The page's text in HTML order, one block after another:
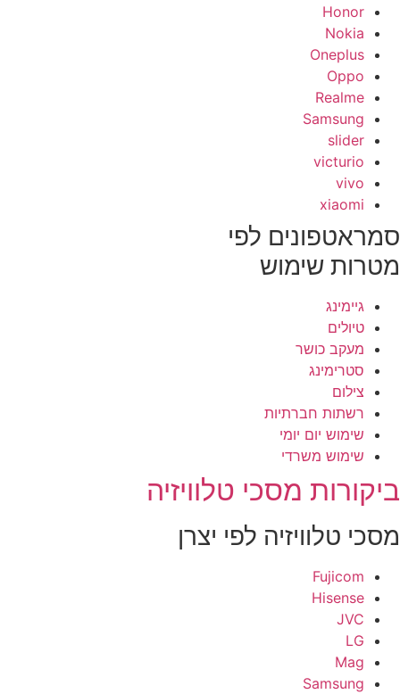
Honor
Nokia
Oneplus
Oppo
Realme
Samsung
slider
victurio
vivo
xiaomi
לפי
שימוש
גיימינג
טיולים
מעקב כושר
סטרימינג
צילום
רשתות חברתיות
שימוש יום יומי
שימוש משרדי
מסכי טלוויזיה
טלוויזיה לפי יצרן
Fujicom
Hisense
JVC
LG
Mag
Samsung